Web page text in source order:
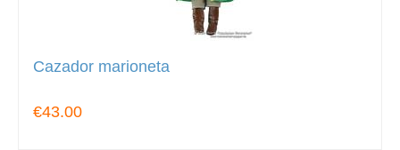
Cazador marioneta
€43.00